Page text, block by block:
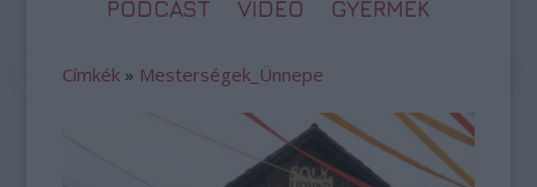
PODCAST
VIDEÓ GYERMEK
Címkék » Mesterségek_Ünnepe